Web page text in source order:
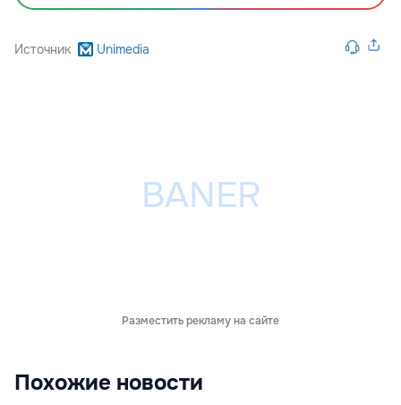
Источник Unimedia
Разместить рекламу на сайте
Похожие новости